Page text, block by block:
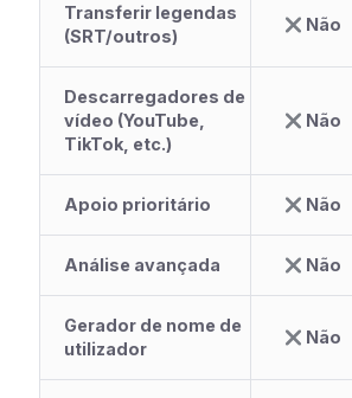
Transferir legendas
(SRT/outros)
Não
Descarregadores de
vídeo (YouTube,
TikTok, etc.)
Não
Apoio prioritário Não
Análise avançada Não
Gerador de nome de
utilizador
Não